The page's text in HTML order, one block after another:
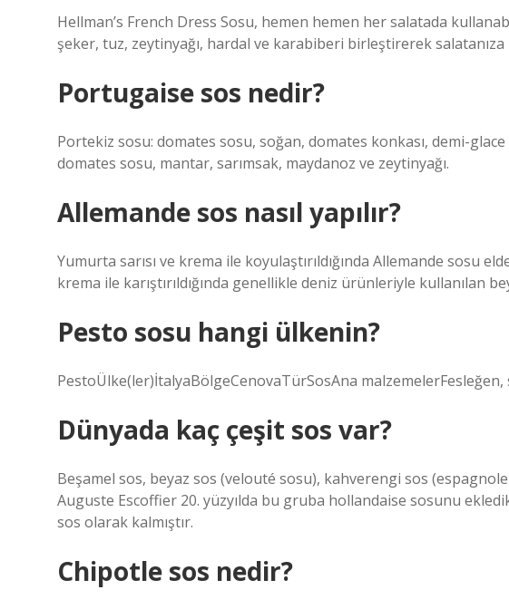
Hellman’s French Dress Sosu, hemen hemen her salatada
şeker, tuz, zeytinyağı, hardal ve karabiberi birleştirerek
Portugaise sos nedir?
Portekiz sosu: domates sosu, soğan, domates konkası, demi-
domates sosu, mantar, sarımsak, maydanoz ve zeytinyağı.
Allemande sos nasıl yapılır?
Yumurta sarısı ve krema ile koyulaştırıldığında Allemande sosu
krema ile karıştırıldığında genellikle deniz ürünleriyle kullanılan
Pesto sosu hangi ülkenin?
PestoÜlke(ler)İtalyaBölgeCenovaTürSosAna malzemelerFesleğen,
Dünyada kaç çeşit sos var?
Beşamel sos, beyaz sos (velouté sosu), kahverengi sos (espagnole
Auguste Escoffier 20. yüzyılda bu gruba hollandaise sosunu
sos olarak kalmıştır.
Chipotle sos nedir?